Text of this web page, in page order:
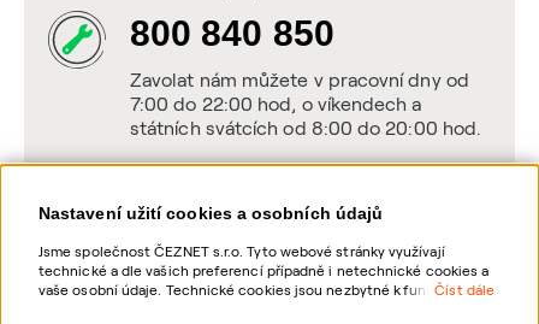
Nastavení užití cookies a osobních údajů
Jsme společnost ČEZNET s.r.o. Tyto webové stránky využívají
technické a dle vašich preferencí případně i netechnické cookies a
vaše osobní údaje. Technické cookies jsou nezbytné k fungování
Číst dále
800 840 850
Zavolat nám můžete v pracovní dny od
7:00 do 22:00 hod, o víkendech a
státních svátcích od 8:00 do 20:00 hod.
Napište nám
POSLAT VZKAZ